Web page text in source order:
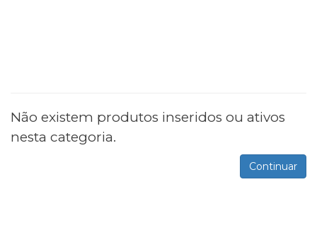
Não existem produtos inseridos ou ativos
nesta categoria.
Continuar